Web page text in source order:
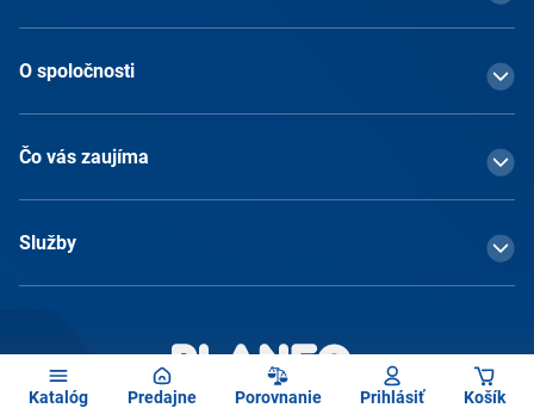
Katalóg Predajne Porovnanie Prihlásiť Košík
O spoločnosti
Čo vás zaujíma
Služby